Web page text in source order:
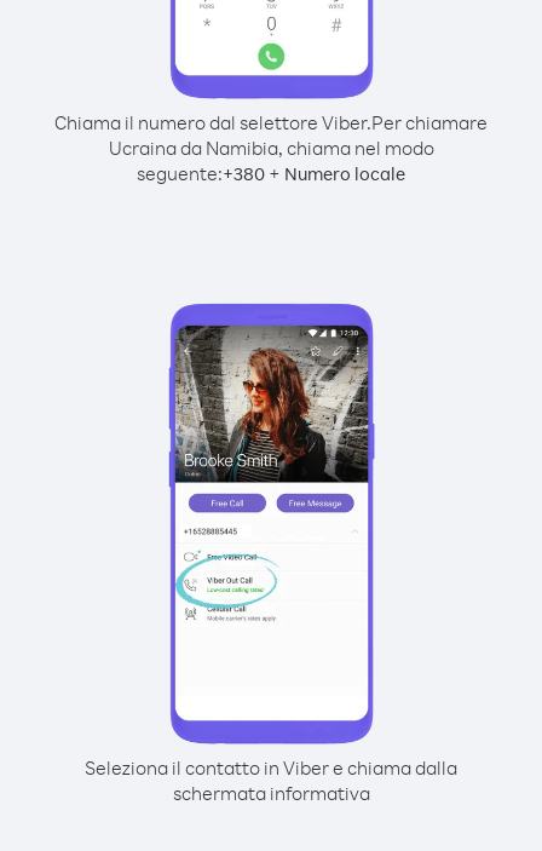
Chiama il numero dal selettore Viber.Per chiamare
Ucraina da Namibia, chiama nel modo
seguente:+380 + Numero locale
Seleziona il contatto in Viber e chiama dalla
schermata informativa